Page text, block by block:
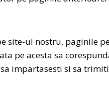
site-ul nostru, paginile
pe acesta sa
impartasesti si sa